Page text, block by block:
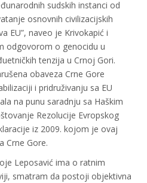
sudskih instanci od
osnovnih civilizacijskih
EU”, naveo je Krivokapić i
odgovorom o genocidu u
tenzija u Crnoj Gori.
obaveza Crne Gore
i pridruživanju sa EU
na punu saradnju sa Haškim
Rezolucije Evropskog
iz 2009. kojom je ovaj
Crne Gore.
Leposavić ima o ratnim
smatram da postoji objektivna